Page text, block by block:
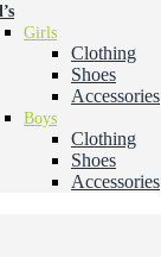
Girls
Clothing
Shoes
Accessories
Boys
Clothing
Shoes
Accessories